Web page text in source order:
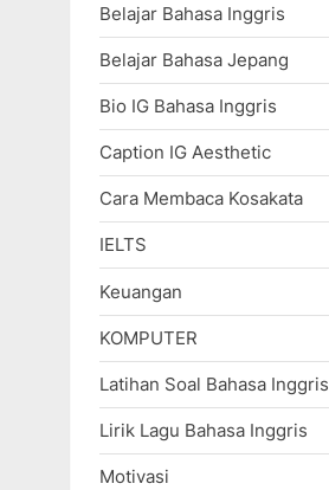
Belajar Bahasa Inggris
Belajar Bahasa Jepang
Bio IG Bahasa Inggris
Caption IG Aesthetic
Cara Membaca Kosakata
IELTS
Keuangan
KOMPUTER
Latihan Soal Bahasa Inggris
Lirik Lagu Bahasa Inggris
Motivasi